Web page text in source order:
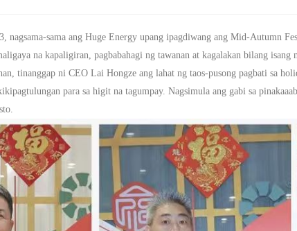
nagsama-sama ang Huge Energy upang ipagdiwang ang Mid-Autumn
na kapaligiran, pagbabahagi ng tawanan at kagalakan bilang isang
tinanggap ni CEO Lai Hongze ang lahat ng taos-pusong pagbati sa
para sa higit na tagumpay. Nagsimula ang gabi sa